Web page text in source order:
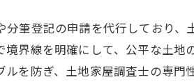
筆登記の申請を代行しており
界線を明確にして、公平な土
を防ぎ、土地家屋調査士の専門